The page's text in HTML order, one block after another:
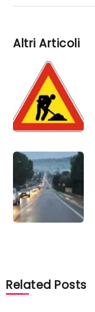
Altri Articoli
Related Posts